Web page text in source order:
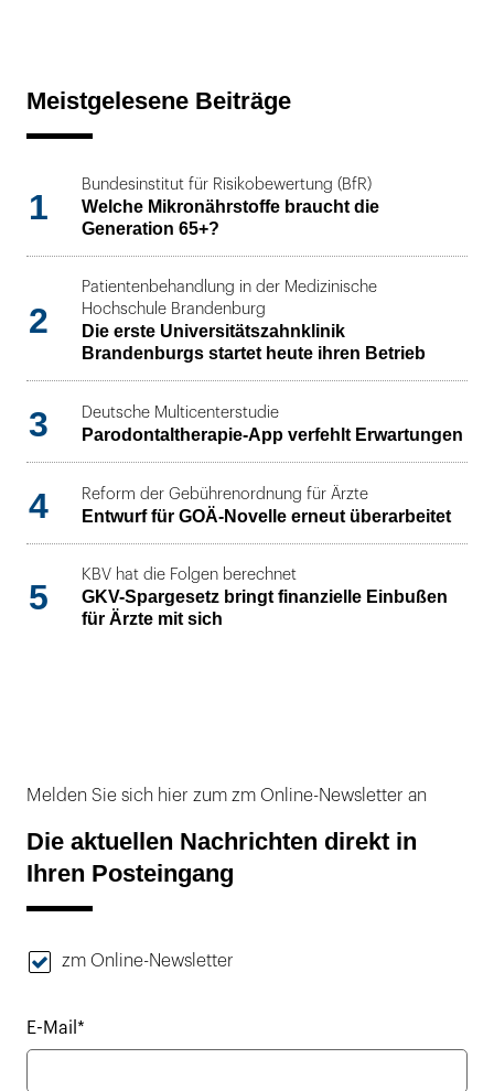
Meistgelesene Beiträge
1
Bundesinstitut für Risikobewertung (BfR)
Welche Mikronährstoffe braucht die
Generation 65+?
2
Patientenbehandlung in der Medizinische
Hochschule Brandenburg
Die erste Universitätszahnklinik
Brandenburgs startet heute ihren Betrieb
3 Deutsche Multicenterstudie
Parodontaltherapie-App verfehlt Erwartungen
4 Reform der Gebührenordnung für Ärzte
Entwurf für GOÄ-Novelle erneut überarbeitet
5
KBV hat die Folgen berechnet
GKV-Spargesetz bringt finanzielle Einbußen
für Ärzte mit sich
Melden Sie sich hier zum zm Online-Newsletter an
Die aktuellen Nachrichten direkt in
Ihren Posteingang
zm Online-Newsletter
E-Mail*